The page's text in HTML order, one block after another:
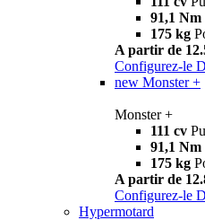
91,1 Nm
175 kg
A partir de
Configurez-le
new Monster +
Monster +
111 cv
91,1 Nm
175 kg
A partir de
Configurez-le
Hypermotard